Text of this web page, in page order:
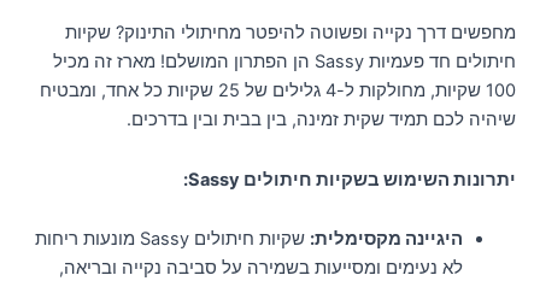
מחפשים דרך נקייה ופשוטה להיפטר מחיתולי התינוק? שקיות
חיתולים חד פעמיות Sassy הן הפתרון המושלם! מארז זה מכיל
100 שקיות, מחולקות ל-4 גלילים של 25 שקיות כל אחד, ומבטיח
שיהיה לכם תמיד שקית זמינה, בין בבית ובין בדרכים.
יתרונות השימוש בשקיות חיתולים Sassy:
היגיינה מקסימלית:
שקיות חיתולים Sassy מונעות ריחות
לא נעימים ומסייעות בשמירה על סביבה נקייה ובריאה,